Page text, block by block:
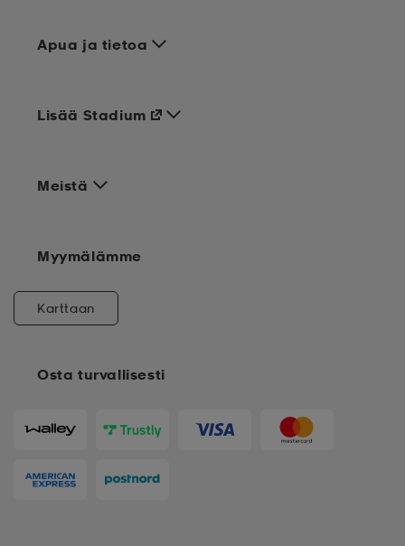
Apua ja tietoa
Meistä
Osta turvallisesti
Lisää Stadium
Myymälämme
Karttaan